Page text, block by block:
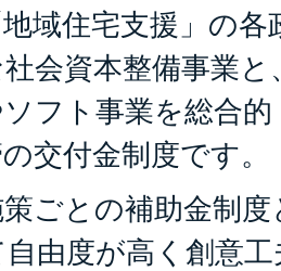
域住宅支援」の
会資本整備事業
フト事業を総合
交付金制度です。
ごとの補助金制
由度が高く創意